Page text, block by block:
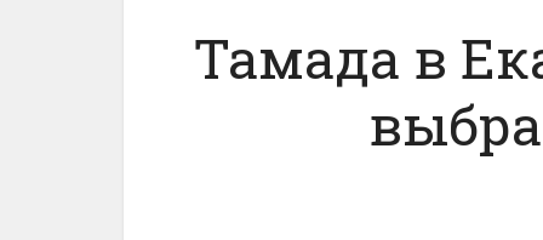
Тамада в